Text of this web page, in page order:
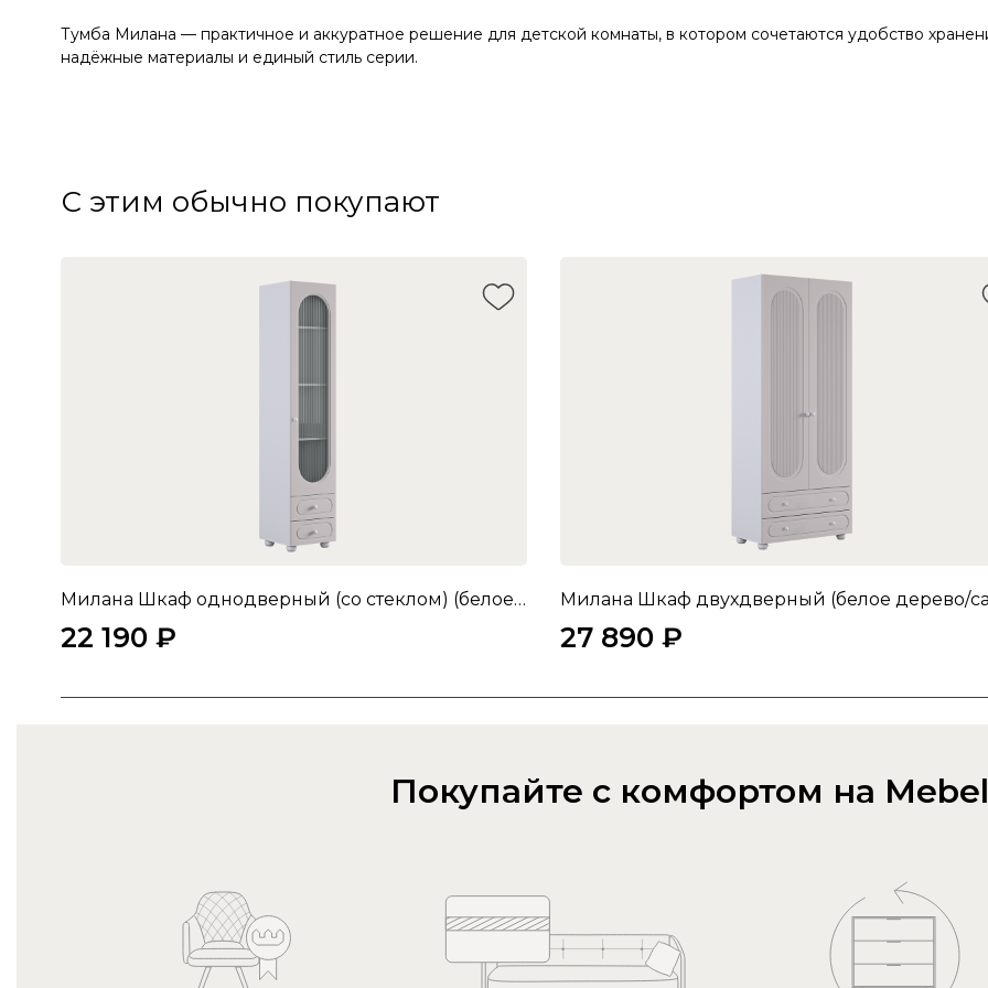
Тумба Милана — практичное и аккуратное решение для детской комнаты, в котором сочетаются удобство
надёжные материалы и единый стиль серии.
С этим обычно покупают
Милана Шкаф однодверный (со стеклом) (белое дерево/сакура)
22 190 ₽ 27 890 ₽
Покупайте с комфортом на